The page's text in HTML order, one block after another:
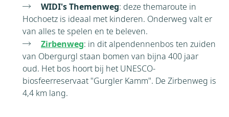
WIDI's Themenweg: deze themaroute in
Hochoetz is ideaal met kinderen. Onderweg valt er
van alles te spelen en te beleven.
Zirbenweg: in dit alpendennenbos ten zuiden
van Obergurgl staan bomen van bijna 400 jaar
oud. Het bos hoort bij het UNESCO-
biosfeerreservaat "Gurgler Kamm". De Zirbenweg is
4,4 km lang.